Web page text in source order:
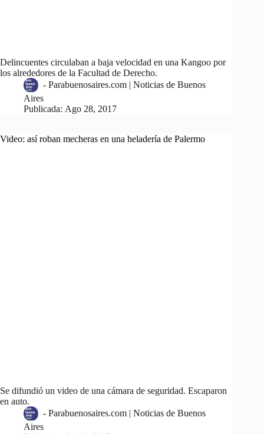
Delincuentes circulaban a baja velocidad en una Kangoo por
los alrededores de la Facultad de Derecho.
- Parabuenosaires.com | Noticias de Buenos
Aires
Publicada: Ago 28, 2017
Video: así roban mecheras en una heladería de Palermo
Se difundió un video de una cámara de seguridad. Escaparon
en auto.
- Parabuenosaires.com | Noticias de Buenos
Aires